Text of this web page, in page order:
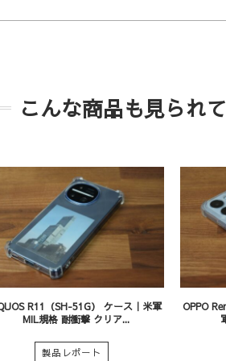
こんな商品も見られ
R11（SH-51G） ケース｜米軍
MIL規格 耐衝撃 クリア...
製品レポート
OPPO